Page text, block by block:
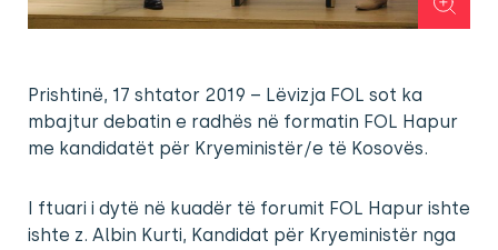
Prishtinë, 17 shtator 2019 – Lëvizja FOL sot ka
mbajtur debatin e radhës në formatin FOL Hapur
me kandidatët për Kryeministër/e të Kosovës.
I ftuari i dytë në kuadër të forumit FOL Hapur ishte
ishte z. Albin Kurti, Kandidat për Kryeministër nga